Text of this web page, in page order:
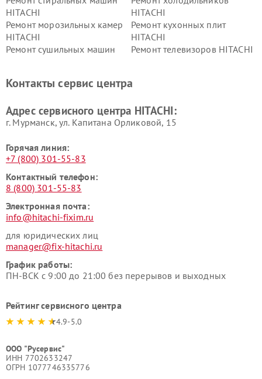
HITACHI
HITACHI
Ремонт морозильных камер
HITACHI
Ремонт кухонных плит
HITACHI
Ремонт сушильных машин
Ремонт телевизоров HITACHI
данных HITACHI
HITACHI
HITACHI
HITACHI
Контакты сервис центра
Адрес сервисного центра HITACHI:
г. Мурманск, ул. Капитана Орликовой, 15
Горячая линия:
+7 (800) 301-55-83
Контактный телефон:
8 (800) 301-55-83
Электронная почта:
info@hitachi-fixim.ru
для юридических лиц
manager@fix-hitachi.ru
График работы:
ПН-ВСК с 9:00 до 21:00 без перерывов и выходных
Рейтинг сервисного центра
4.9-5.0
ООО "Русервис"
ИНН 7702633247
ОГРН 1077746335776